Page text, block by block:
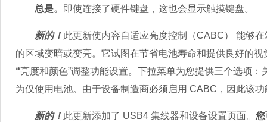
总是。 即使连接了硬件键盘，这也会显示触摸键盘。
新的！ 此更新使内容自适应亮度控制（CABC） 能够
的区域变暗或变亮。它试图在节省电池寿命和提供良好的
“亮度和颜色”调整功能设置。下拉菜单为您提供三个选项
为仅使用电池。由于设备制造商必须启用 CABC，因此该
新的！ 此更新添加了 USB4 集线器和设备设置页面。 您